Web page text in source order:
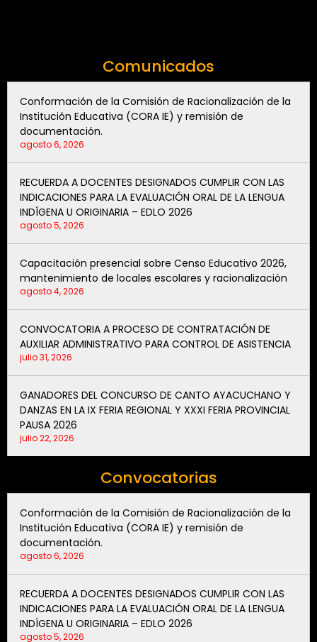
21
26
Comunicados
Conformación de la Comisión de Racionalización de la
Institución Educativa (CORA IE) y remisión de
documentación.
agosto 6, 2026
RECUERDA A DOCENTES DESIGNADOS CUMPLIR CON LAS
INDICACIONES PARA LA EVALUACIÓN ORAL DE LA LENGUA
INDÍGENA U ORIGINARIA – EDLO 2026
agosto 5, 2026
Capacitación presencial sobre Censo Educativo 2026,
mantenimiento de locales escolares y racionalización
agosto 4, 2026
CONVOCATORIA A PROCESO DE CONTRATACIÓN DE
AUXILIAR ADMINISTRATIVO PARA CONTROL DE ASISTENCIA
julio 31, 2026
GANADORES DEL CONCURSO DE CANTO AYACUCHANO Y
DANZAS EN LA IX FERIA REGIONAL Y XXXI FERIA PROVINCIAL
PAUSA 2026
julio 22, 2026
Convocatorias
Conformación de la Comisión de Racionalización de la
Institución Educativa (CORA IE) y remisión de
documentación.
agosto 6, 2026
RECUERDA A DOCENTES DESIGNADOS CUMPLIR CON LAS
INDICACIONES PARA LA EVALUACIÓN ORAL DE LA LENGUA
INDÍGENA U ORIGINARIA – EDLO 2026
agosto 5, 2026